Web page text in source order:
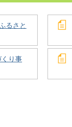
るさと
り事